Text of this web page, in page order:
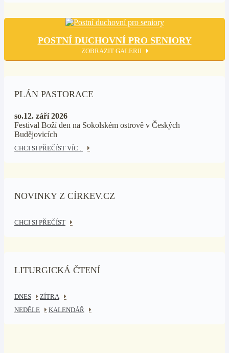
POSTNÍ DUCHOVNÍ PRO SENIORY
ZOBRAZIT GALERII
PLÁN PASTORACE
so.12. září 2026
Festival Boží den na Sokolském ostrově v Českých
Budějovicích
CHCI SI PŘEČÍST VÍC...
NOVINKY Z CÍRKEV.CZ
CHCI SI PŘEČÍST
LITURGICKÁ ČTENÍ
DNES
ZÍTRA
NEDĚLE
KALENDÁŘ